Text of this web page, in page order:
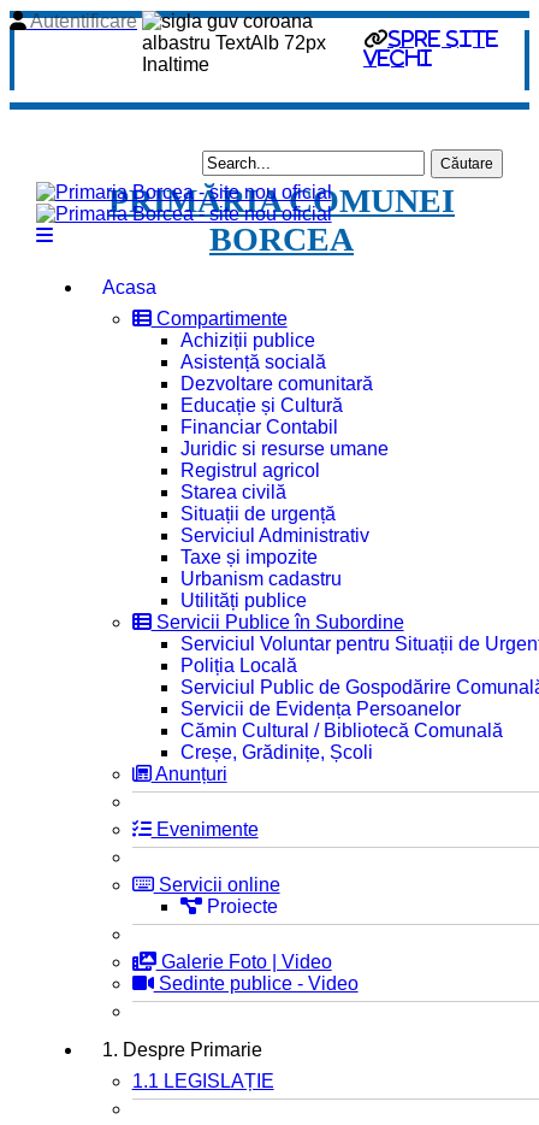
spre site
vechi
Autentificare
PRIMĂRIA COMUNEI
BORCEA
Acasa
Compartimente
Achiziții publice
Asistență socială
Dezvoltare comunitară
Educație și Cultură
Financiar Contabil
Juridic si resurse umane
Registrul agricol
Starea civilă
Situații de urgență
Serviciul Administrativ
Taxe și impozite
Urbanism cadastru
Utilități publice
Servicii Publice în Subordine
Serviciul Voluntar pentru Situații de
Poliția Locală
Serviciul Public de Gospodărire
Servicii de Evidența Persoanelor
Cămin Cultural / Bibliotecă Comunală
Creșe, Grădinițe, Școli
Anunțuri
Evenimente
Servicii online
Proiecte
Galerie Foto | Video
Sedinte publice - Video
1. Despre Primarie
1.1 LEGISLAȚIE